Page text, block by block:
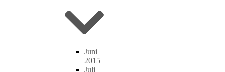
Juni
2015
Juli